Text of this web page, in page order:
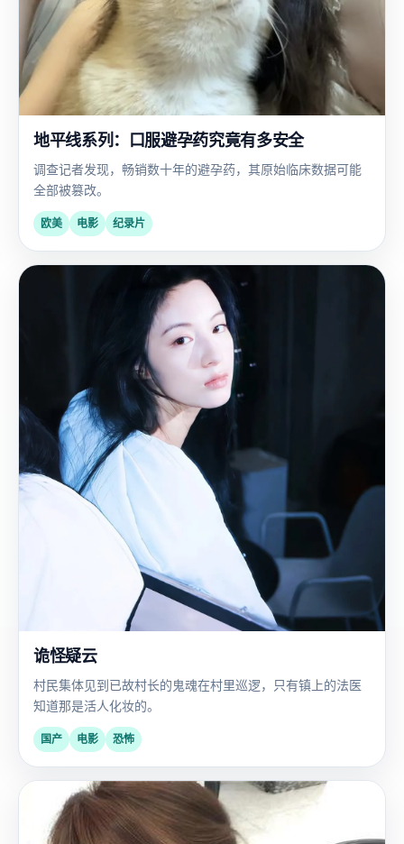
地平线系列：口服避孕药究竟有多安全
调查记者发现，畅销数十年的避孕药，其原始临床数据可能
全部被篡改。
欧美 电影
纪录片
2023
国
诡怪疑云
村民集体见到已故村长的鬼魂在村里巡逻，只有镇上的法医
知道那是活人化妆的。
国产 电影
恐怖
2015
欧